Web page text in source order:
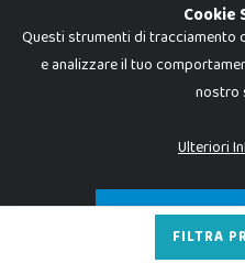
FILTRA
Dadi e Mattoncini è un brand di
I prezzi e le promozioni pubblicate
P.IVA 02608090425 - REA AN201199 -
Cookie
Questi strumenti di
e analizzare il tuo
nostro
Ulteriori
SOLO NECESSARI